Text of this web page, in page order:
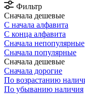
Фильтр
Сначала дешевые
С начала алфавита
С конца алфавита
Сначала непопулярные
Сначала популярные
Сначала дешевые
Сначала дорогие
По возрастанию
По убыванию наличия